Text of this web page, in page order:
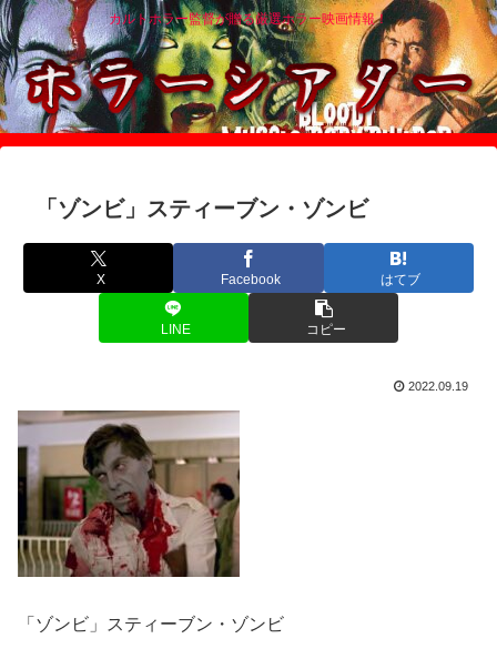
カルトホラー監督が贈る厳選ホラー映画情報！
「ゾンビ」スティーブン・ゾンビ
X Facebook はてブ
LINE コピー
2022.09.19
「ゾンビ」スティーブン・ゾンビ